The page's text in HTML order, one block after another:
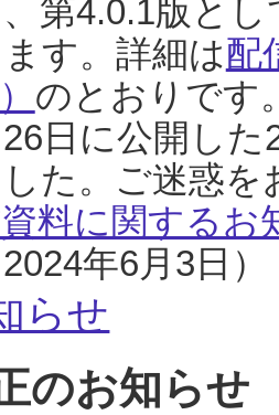
第4.0.1版と
す。詳細は配
のとおりです
日に公開し
た。ご迷惑
料に関するお
年6月3日）
らせ
のお知らせ